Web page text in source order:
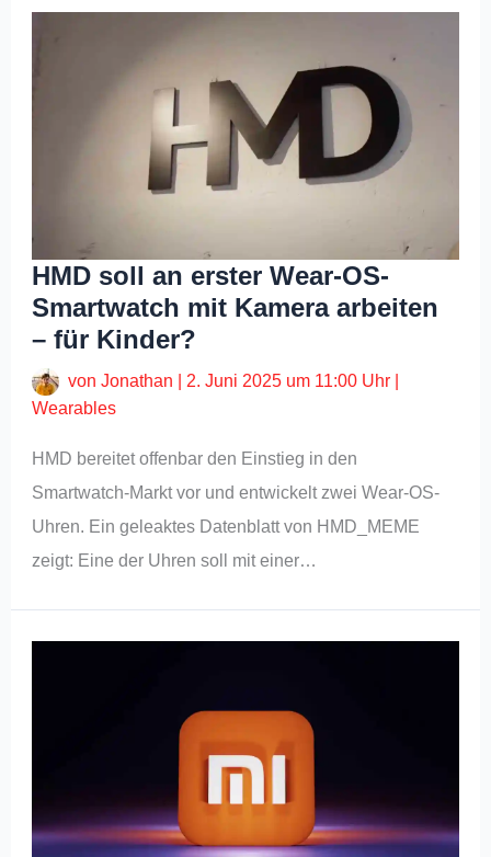
HMD soll an erster Wear-OS-
Smartwatch mit Kamera arbeiten
– für Kinder?
vonJonathan 2. Juni 2025 um 11:00 Uhr
Wearables
HMD bereitet offenbar den Einstieg in den
Smartwatch-Markt vor und entwickelt zwei Wear-OS-
Uhren. Ein geleaktes Datenblatt von HMD_MEME
zeigt: Eine der Uhren soll mit einer…